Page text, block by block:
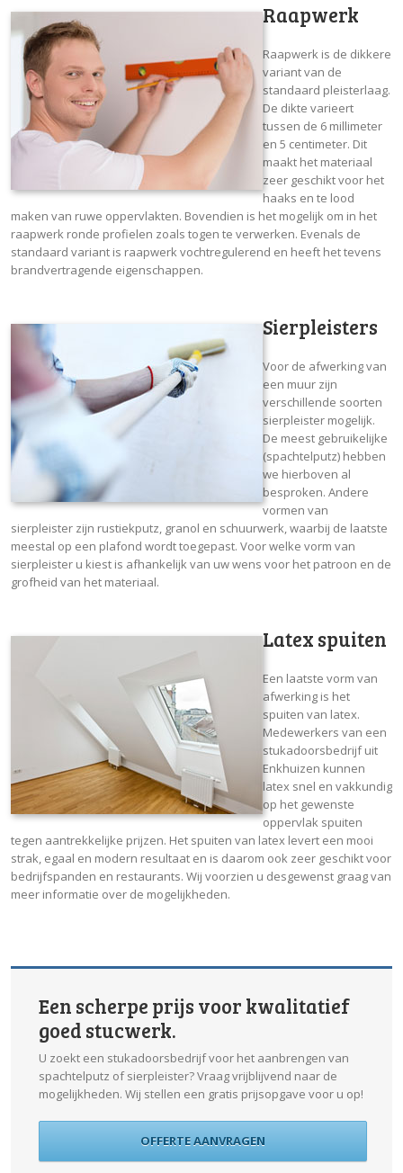
Raapwerk
Raapwerk is de dikkere
variant van de
standaard pleisterlaag.
De dikte varieert
tussen de 6 millimeter
en 5 centimeter. Dit
maakt het materiaal
zeer geschikt voor het
haaks en te lood
maken van ruwe oppervlakten. Bovendien is het mogelijk om in het
raapwerk ronde profielen zoals togen te verwerken. Evenals de
standaard variant is raapwerk vochtregulerend en heeft het tevens
brandvertragende eigenschappen.
Sierpleisters
Voor de afwerking van
een muur zijn
verschillende soorten
sierpleister mogelijk.
De meest gebruikelijke
(spachtelputz) hebben
we hierboven al
besproken. Andere
vormen van
sierpleister zijn rustiekputz, granol en schuurwerk, waarbij de laatste
meestal op een plafond wordt toegepast. Voor welke vorm van
sierpleister u kiest is afhankelijk van uw wens voor het patroon en de
grofheid van het materiaal.
Latex spuiten
Een laatste vorm van
afwerking is het
spuiten van latex.
Medewerkers van een
stukadoorsbedrijf uit
Enkhuizen kunnen
latex snel en vakkundig
op het gewenste
oppervlak spuiten
tegen aantrekkelijke prijzen. Het spuiten van latex levert een mooi
strak, egaal en modern resultaat en is daarom ook zeer geschikt voor
bedrijfspanden en restaurants. Wij voorzien u desgewenst graag van
meer informatie over de mogelijkheden.
Een scherpe prijs voor kwalitatief
goed stucwerk.
U zoekt een stukadoorsbedrijf voor het aanbrengen van
spachtelputz of sierpleister? Vraag vrijblijvend naar de
mogelijkheden. Wij stellen een gratis prijsopgave voor u op!
OFFERTE AANVRAGEN